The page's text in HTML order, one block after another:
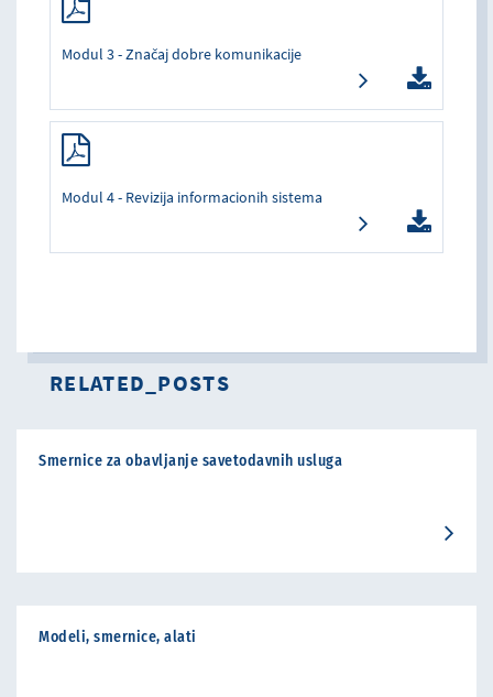
Modul 3 - Značaj dobre komunikacije
Modul 4 - Revizija informacionih sistema
RELATED_POSTS
Smernice za obavljanje savetodavnih usluga
Modeli, smernice, alati